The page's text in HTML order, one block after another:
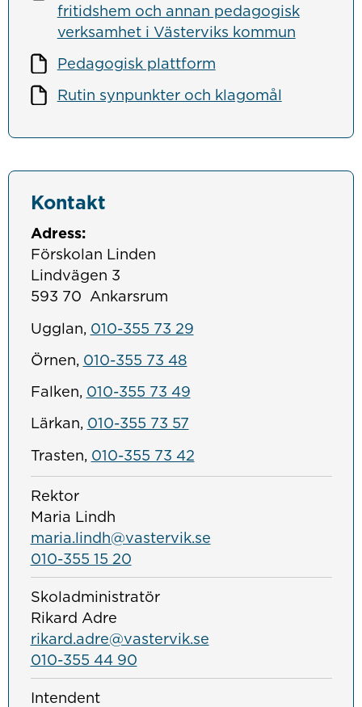
fritidshem och annan pedagogisk
verksamhet i Västerviks kommun
Pedagogisk plattform
Rutin synpunkter och klagomål
Kontakt
Adress:
Förskolan Linden
Lindvägen 3
593 70 Ankarsrum
Ugglan, 010-355 73 29
Örnen, 010-355 73 48
Falken, 010-355 73 49
Lärkan, 010-355 73 57
Trasten, 010-355 73 42
Rektor
Maria Lindh
maria.lindh@vastervik.se
010-355 15 20
Skoladministratör
Rikard Adre
rikard.adre@vastervik.se
010-355 44 90
Intendent